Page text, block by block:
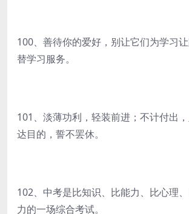
100、善待你的爱好，别让它们为学习
替学习服务。
101、淡薄功利，轻装前进；不计付出
达目的，誓不罢休。
102、中考是比知识、比能力、比心理
力的一场综合考试。